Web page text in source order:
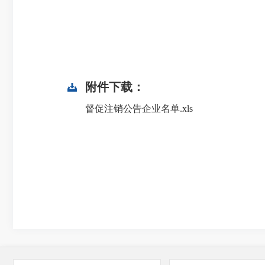
附件下载：
督促注销公告企业名单.xls